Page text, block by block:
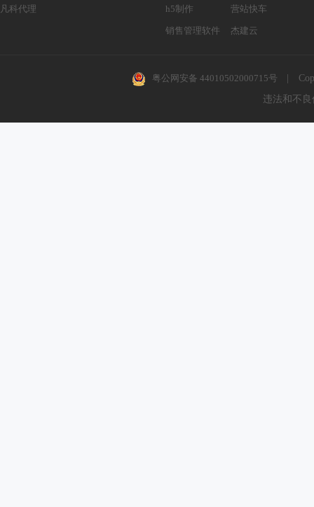
凡科代理 h5制作 营站快车
销售管理软件 杰建云
粤公网安备 44010502000715号
违法和不良